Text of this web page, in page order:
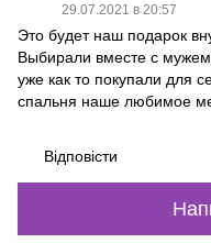
29.07.2021 в 20:57
Это будет наш подарок
Выбирали вместе с
уже как то покупали для
спальня наше любимое
Відповісти